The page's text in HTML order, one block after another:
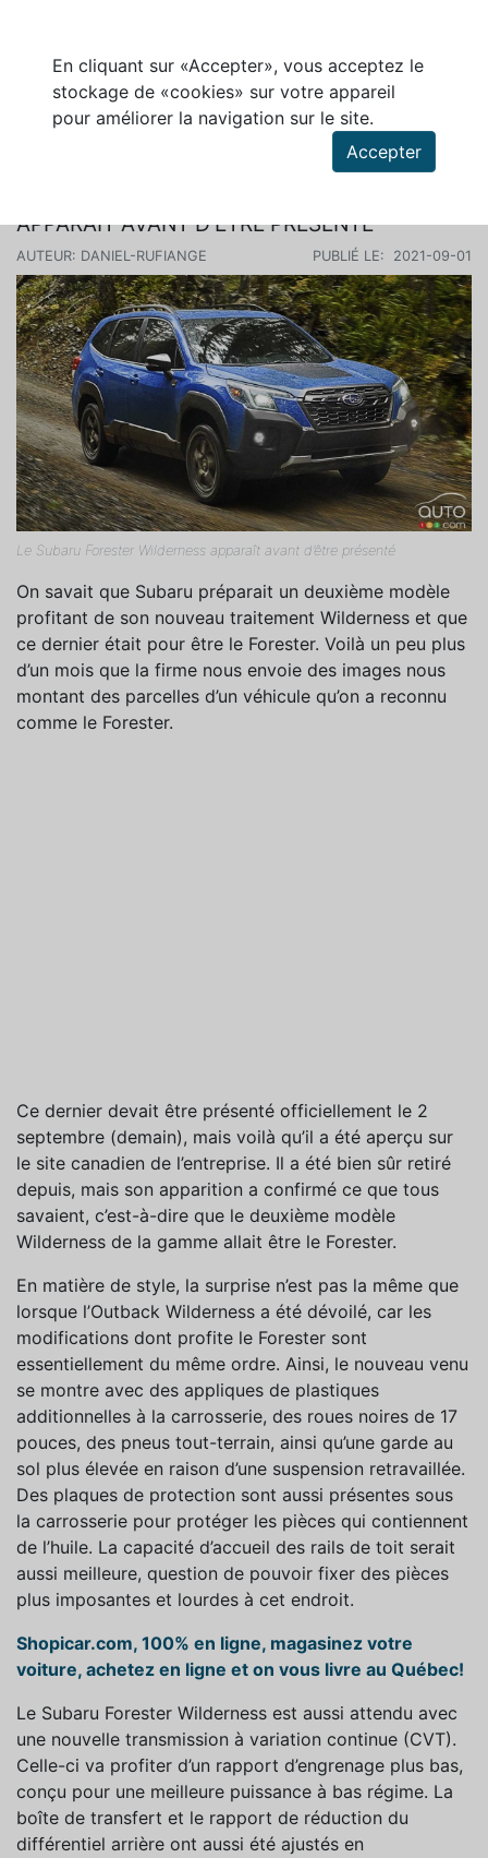
En cliquant sur «Accepter», vous acceptez le
stockage de «cookies» sur votre appareil
pour améliorer la navigation sur le site.
Accepter
APPARAÎT AVANT D’ÊTRE PRÉSENTÉ
AUTEUR: DANIEL-RUFIANGE PUBLIÉ LE: 2021-09-01
Le Subaru Forester Wilderness apparaît avant d’être présenté
On savait que Subaru préparait un deuxième modèle
profitant de son nouveau traitement Wilderness et que
ce dernier était pour être le Forester. Voilà un peu plus
d’un mois que la firme nous envoie des images nous
montant des parcelles d’un véhicule qu’on a reconnu
comme le Forester.
Ce dernier devait être présenté officiellement le 2
septembre (demain), mais voilà qu’il a été aperçu sur
le site canadien de l’entreprise. Il a été bien sûr retiré
depuis, mais son apparition a confirmé ce que tous
savaient, c’est-à-dire que le deuxième modèle
Wilderness de la gamme allait être le Forester.
En matière de style, la surprise n’est pas la même que
lorsque l’Outback Wilderness a été dévoilé, car les
modifications dont profite le Forester sont
essentiellement du même ordre. Ainsi, le nouveau venu
se montre avec des appliques de plastiques
additionnelles à la carrosserie, des roues noires de 17
pouces, des pneus tout-terrain, ainsi qu’une garde au
sol plus élevée en raison d’une suspension retravaillée.
Des plaques de protection sont aussi présentes sous
la carrosserie pour protéger les pièces qui contiennent
de l’huile. La capacité d’accueil des rails de toit serait
aussi meilleure, question de pouvoir fixer des pièces
plus imposantes et lourdes à cet endroit.
Shopicar.com, 100% en ligne, magasinez votre
voiture, achetez en ligne et on vous livre au Québec!
Le Subaru Forester Wilderness est aussi attendu avec
une nouvelle transmission à variation continue (CVT).
Celle-ci va profiter d’un rapport d’engrenage plus bas,
conçu pour une meilleure puissance à bas régime. La
boîte de transfert et le rapport de réduction du
différentiel arrière ont aussi été ajustés en